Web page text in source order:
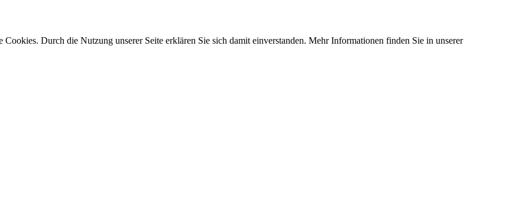
Durch die Nutzung unserer Seite erklären Sie sich damit einverstanden. Mehr Informationen finden Sie in unserer